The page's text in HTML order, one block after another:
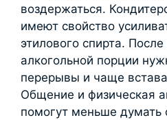
воздержаться.
имеют свойство
этилового спирта.
алкогольной порции
перерывы и чаще
Общение и физическая
помогут меньше думать